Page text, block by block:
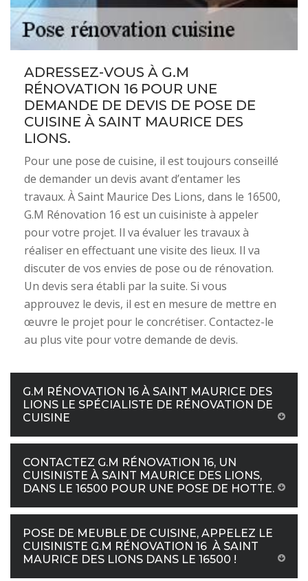
ADRESSEZ-VOUS À G.M
RÉNOVATION 16 POUR UNE
DEMANDE DE DEVIS DE POSE DE
CUISINE À SAINT MAURICE DES
LIONS.
Pour une pose de cuisine, il est toujours conseillé
de demander un devis avant d’entamer les
travaux. À Saint Maurice Des Lions, dans le 16500,
G.M Rénovation 16 est un cuisiniste à appeler
pour votre projet. Il va évaluer les travaux à
réaliser en effectuant une visite des lieux. Il va
discuter de vos envies de pose ou de rénovation.
Un devis sera établi par la suite. Si vous
approuvez le devis, il est en mesure de mettre en
œuvre le projet pour le concrétiser. Contactez-le
au plus vite pour votre demande de devis.
G.M RÉNOVATION 16 À SAINT MAURICE DES
LIONS LE SPÉCIALISTE DE RÉNOVATION DE
CUISINE
CONTACTEZ G.M RÉNOVATION 16, UN
CUISINISTE À SAINT MAURICE DES LIONS,
DANS LE 16500 POUR UNE POSE DE HOTTE.
POSE DE MEUBLE DE CUISINE, APPELEZ LE
CUISINISTE G.M RÉNOVATION 16 À SAINT
MAURICE DES LIONS DANS LE 16500 !